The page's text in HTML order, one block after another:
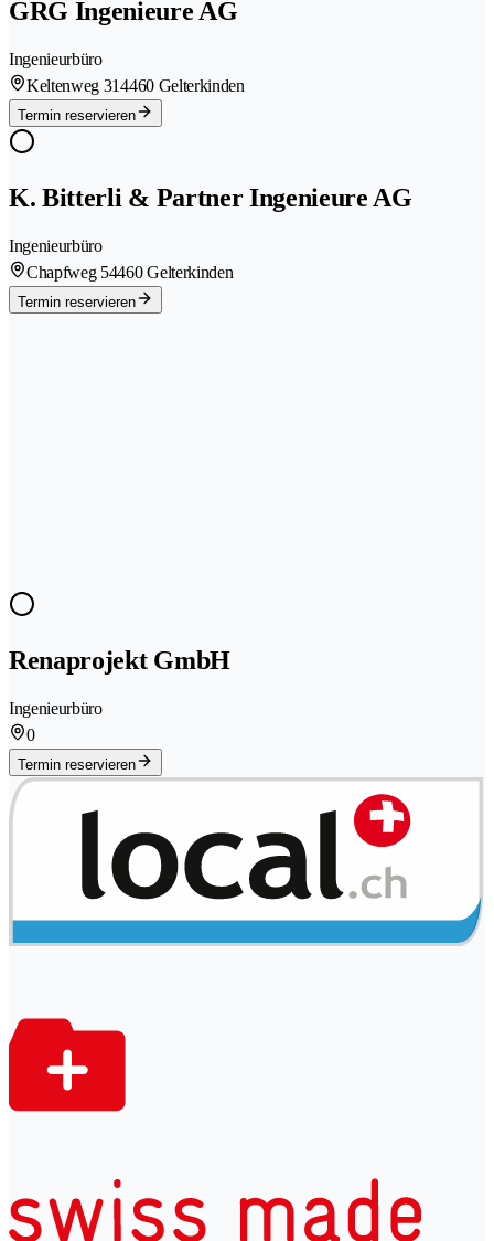
GRG Ingenieure AG
Ingenieurbüro
Keltenweg 314460 Gelterkinden
Termin reservieren
K. Bitterli & Partner Ingenieure AG
Ingenieurbüro
Chapfweg 54460 Gelterkinden
Termin reservieren
Renaprojekt GmbH
Ingenieurbüro
0
Termin reservieren